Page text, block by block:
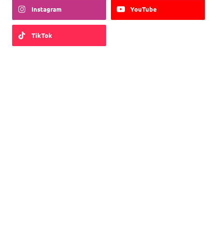
Instagram YouTube
TikTok